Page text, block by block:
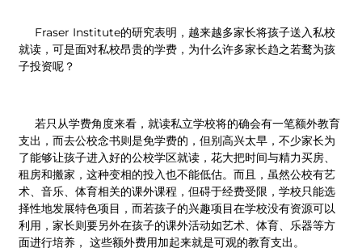
Fraser Institute的研究表明，越来越多家长将孩子送入私校
就读，可是面对私校昂贵的学费，为什么许多家长趋之若鹜为孩
子投资呢？
若只从学费角度来看，就读私立学校将的确会有一笔额外教育
支出，而去公校念书则是免学费的，但别高兴太早，不少家长为
了能够让孩子进入好的公校学区就读，花大把时间与精力买房、
租房和搬家，这种变相的投入也不能低估。而且，虽然公校有艺
术、音乐、体育相关的课外课程，但碍于经费受限，学校只能选
择性地发展特色项目，而若孩子的兴趣项目在学校没有资源可以
利用，家长则要另外在孩子的课外活动如艺术、体育、乐器等方
面进行培养， 这些额外费用加起来就是可观的教育支出。